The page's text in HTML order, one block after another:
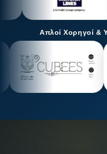
Απλοί Χορηγοί &